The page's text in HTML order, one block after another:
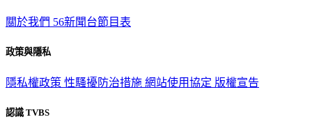
關於我們 56新聞台節目表
政策與隱私
隱私權政策 性騷擾防治措施 網站使用協定 版權宣告
認識 TVBS